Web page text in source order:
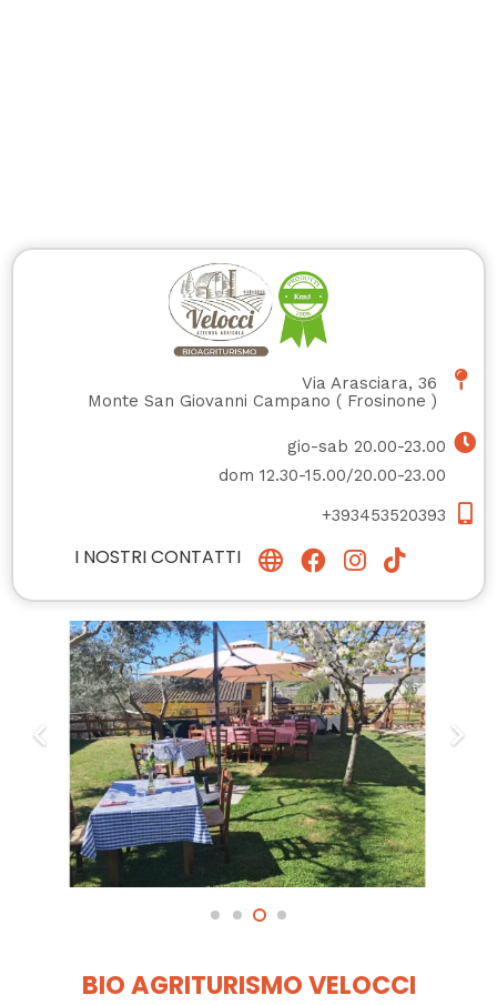
Via Arasciara, 36
Monte San Giovanni Campano ( Frosinone )
gio-sab 20.00-23.00
dom 12.30-15.00/20.00-23.00
+393453520393
I NOSTRI CONTATTI
BIO AGRITURISMO VELOCCI